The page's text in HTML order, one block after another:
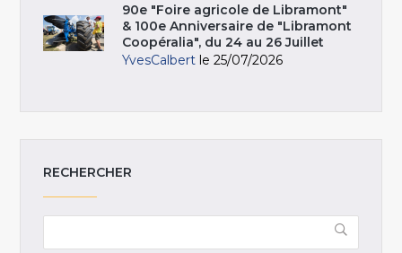
90e "Foire agricole de Libramont"
& 100e Anniversaire de "Libramont
Coopéralia", du 24 au 26 Juillet
YvesCalbert le 25/07/2026
RECHERCHER